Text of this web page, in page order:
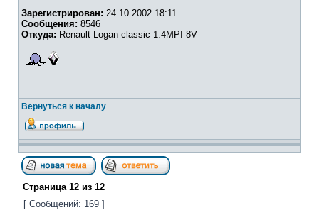
Зарегистрирован: 24.10.2002 18:11
Сообщения: 8546
Откуда: Renault Logan classic 1.4MPI 8V
Вернуться к началу
Страница 12 из 12
[ Сообщений: 169 ]